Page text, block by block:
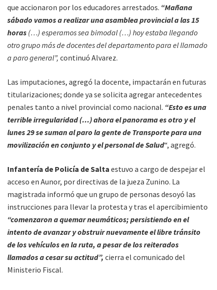
que accionaron por los educadores arrestados. “Mañana
sábado vamos a realizar una asamblea provincial a las 15
horas (…) esperamos sea bimodal (…) hoy estaba llegando
otro grupo más de docentes del departamento para el llamado
a paro general”, continuó Alvarez.
Las imputaciones, agregó la docente, impactarán en futuras
titularizaciones; donde ya se solicita agregar antecedentes
penales tanto a nivel provincial como nacional. “Esto es una
terrible irregularidad (…) ahora el panorama es otro y el
lunes 29 se suman al paro la gente de Transporte para una
movilización en conjunto y el personal de Salud“, agregó.
Infantería de Policía de Salta estuvo a cargo de despejar el
acceso en Aunor, por directivas de la jueza Zunino. La
magistrada informó que un grupo de personas desoyó las
instrucciones para llevar la protesta y tras el apercibimiento
“comenzaron a quemar neumáticos; persistiendo en el
intento de avanzar y obstruir nuevamente el libre tránsito
de los vehículos en la ruta, a pesar de los reiterados
llamados a cesar su actitud”, cierra el comunicado del
Ministerio Fiscal.